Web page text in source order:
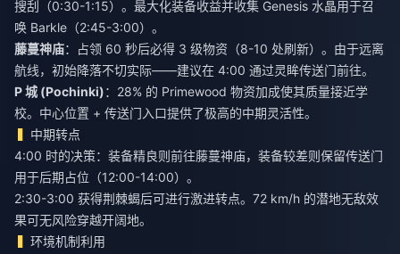
搜刮（0:30-1:15）。最大化装备收益并收集 Genesis 水晶用于召
唤 Barkle（2:45-3:00）。
藤蔓神庙：占领 60 秒后必得 3 级物资（8-10 处刷新）。由于远离
航线，初始降落不切实际——建议在 4:00 通过灵眸传送门前往。
P 城 (Pochinki)：28% 的 Primewood 物资加成使其质量接近学
校。中心位置 + 传送门入口提供了极高的中期灵活性。
中期转点
4:00 时的决策：装备精良则前往藤蔓神庙，装备较差则保留传送门
用于后期占位（12:00-14:00）。
2:30-3:00 获得荆棘蝎后可进行激进转点。72 km/h 的潜地无敌效
果可无风险穿越开阔地。
环境机制利用